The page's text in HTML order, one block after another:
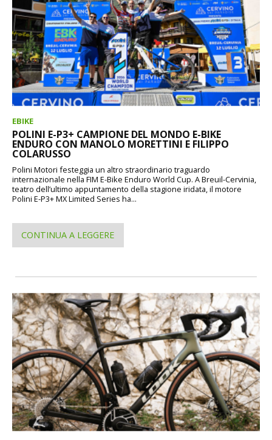
EBIKE
POLINI E-P3+ CAMPIONE DEL MONDO E-BIKE
ENDURO CON MANOLO MORETTINI E FILIPPO
COLARUSSO
Polini Motori festeggia un altro straordinario traguardo
internazionale nella FIM E-Bike Enduro World Cup. A Breuil-Cervinia,
teatro dell’ultimo appuntamento della stagione iridata, il motore
Polini E-P3+ MX Limited Series ha...
CONTINUA A LEGGERE